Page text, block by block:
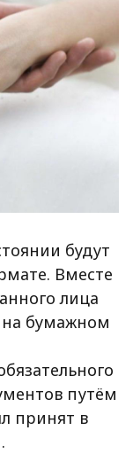
будут
Вместе
лица
на бумажном
путём
принят в